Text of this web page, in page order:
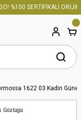
%100 SERTİFİKALI
1622 03 Kadin